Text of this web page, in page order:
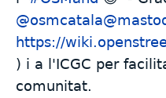
https://
) i a l'ICGC per
comunitat.